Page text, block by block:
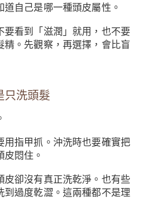
自己是哪一種頭皮屬性。
要看到「滋潤」就用，也不要
精。先觀察，再選擇，會比盲
只洗頭髮
用指甲抓。沖洗時也要確實把
悶住。
皮卻沒有真正洗乾淨。也有些
到過度乾澀。這兩種都不是理